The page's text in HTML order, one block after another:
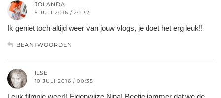
JOLANDA
9 JULI 2016 / 20:32
Ik geniet toch altijd weer van jouw vlogs, je doet het erg leuk!!
BEANTWOORDEN
ILSE
10 JULI 2016 / 00:35
Leuk filmpje weer!! Eigenwijze Nina! Beetje jammer dat we de